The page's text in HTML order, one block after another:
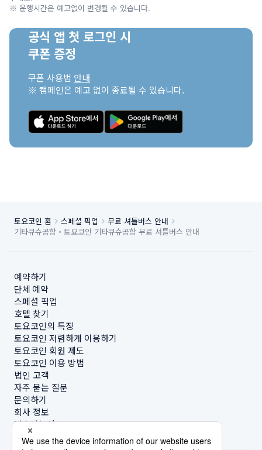
※ 운행시간은 예고없이 변경될 수 있습니다.
공식 앱 첫 로그인 시
쿠폰 증정
쿠폰 사용법 안내
※ 캠페인은 예고 없이 종료될 수 있습니다.
토요코인 홈 스페셜 픽업
무료 셔틀버스 안내
기타큐슈공항・토요코인 기타큐슈공항 무료 셔틀버스 안내
예약하기
단체 예약
스페셜 픽업
호텔 찾기
토요코인의 특징
토요코인 저렴하게 이용하기
토요코인 회원 제도
토요코인 이용 방법
법인 고객
자주 묻는 질문
문의하기
회사 정보
지속가능성